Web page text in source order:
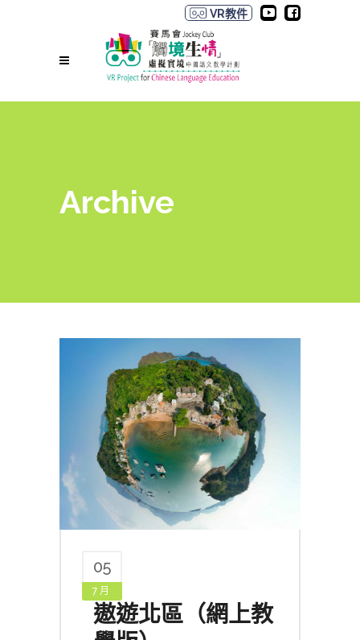
VR教件
Archive
05
7 月
遨遊北區（網上教